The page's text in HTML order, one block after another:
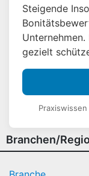
Steigende
gezielt
Branchen/